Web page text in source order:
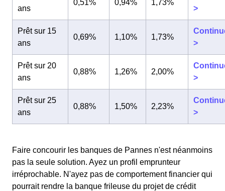
ans
0,51% 0,94% 1,73%
>
Prêt sur 15
ans
0,69% 1,10% 1,73%
>
Prêt sur 20
ans
0,88% 1,26% 2,00%
>
Prêt sur 25
ans
0,88% 1,50% 2,23%
>
Faire concourir les banques de Pannes n'est néanmoins
pas la seule solution. Ayez un profil emprunteur
irréprochable. N'ayez pas de comportement financier qui
pourrait rendre la banque frileuse du projet de crédit